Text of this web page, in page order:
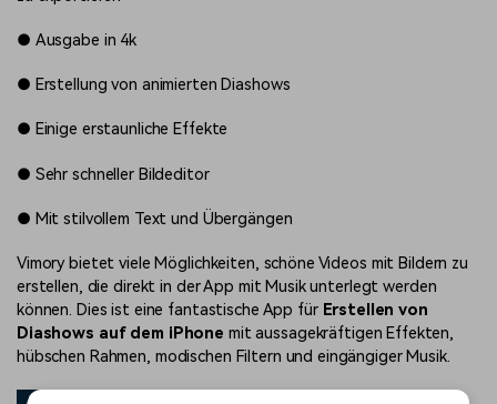
● Ausgabe in 4k
● Erstellung von animierten Diashows
● Einige erstaunliche Effekte
● Sehr schneller Bildeditor
● Mit stilvollem Text und Übergängen
Vimory bietet viele Möglichkeiten, schöne Videos mit Bildern zu
erstellen, die direkt in der App mit Musik unterlegt werden
können. Dies ist eine fantastische App für Erstellen von
Diashows auf dem iPhone mit aussagekräftigen Effekten,
hübschen Rahmen, modischen Filtern und eingängiger Musik.